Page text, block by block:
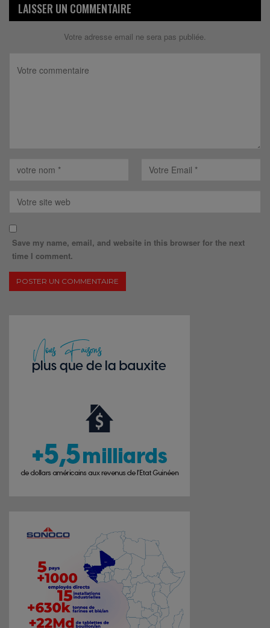
LAISSER UN COMMENTAIRE
Votre adresse email ne sera pas publiée.
Save my name, email, and website in this browser for the next
time I comment.